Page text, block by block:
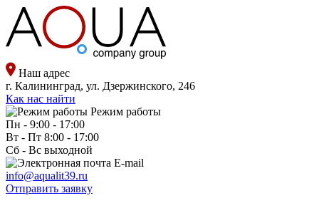
Наш адрес
г. Калининград, ул. Дзержинского, 246
Как нас найти
Режим работы
Пн - 9:00 - 17:00
Вт - Пт 8:00 - 17:00
Сб - Вс выходной
E-mail
info@aqualit39.ru
Отправить заявку